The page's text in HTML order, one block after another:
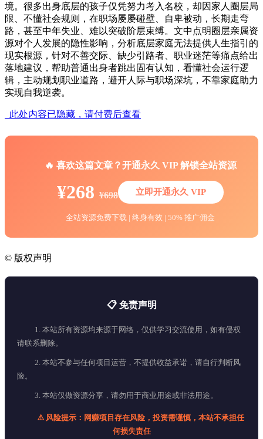
境。很多出身底层的孩子仅凭努力考入名校，却因家人圈层局
限、不懂社会规则，在职场屡屡碰壁、自卑被动，长期走弯
路，甚至中年失业、难以突破阶层束缚。文中点明圈层亲属资
源对个人发展的隐性影响，分析底层家庭无法提供人生指引的
现实根源，针对不善交际、缺少引路者、职业迷茫等痛点给出
落地建议，帮助普通出身者跳出固有认知，看懂社会运行逻
辑，主动规划职业道路，避开人际与职场深坑，不靠家庭助力
实现自我逆袭。
此处内容已隐藏，请付费后查看
🔥 喜欢这篇文章？开通永久 VIP 解锁全站资源
¥268 ¥698 立即开通永久 VIP
全站资源免费下载 | 终身有效 | 50% 推广佣金
© 版权声明
📋 免责声明
1. 本站所有资源均来源于网络，仅供学习交流使用，如有侵权
请联系删除。
2. 本站不参与任何项目运营，不提供收益承诺，请自行判断风
险。
3. 本站仅做资源分享，请勿用于商业用途或非法用途。
⚠️ 风险提示：网赚项目存在风险，投资需谨慎，本站不承担任
何损失责任